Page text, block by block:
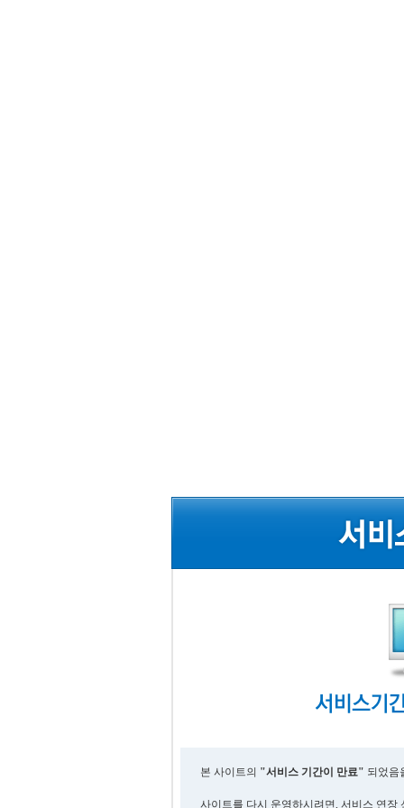
본 사이트의 "서비스 기간이 만료" 되었음
사이트를 다시 운영하시려면, 서비스 연장